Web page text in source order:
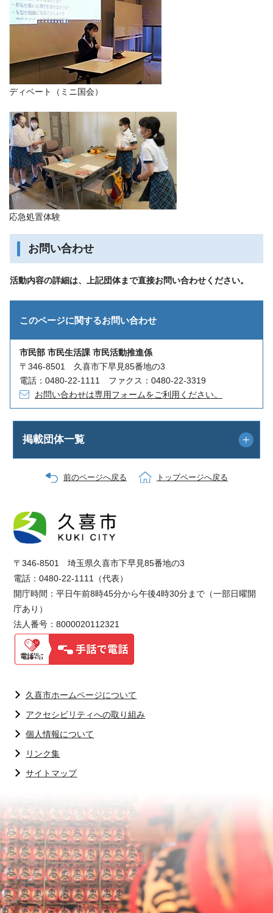
ディベート（ミニ国会）
応急処置体験
お問い合わせ
活動内容の詳細は、上記団体まで直接お問い合わせください。
このページに関するお問い合わせ
市民部 市民生活課 市民活動推進係
〒346-8501 久喜市下早見85番地の3
電話：0480-22-1111 ファクス：0480-22-3319
お問い合わせは専用フォームをご利用ください。
掲載団体一覧
前のページへ戻る トップページへ戻る
〒346-8501 埼玉県久喜市下早見85番地の3
電話：0480-22-1111（代表）
開庁時間：平日午前8時45分から午後4時30分まで（一部日曜開
庁あり）
法人番号：8000020112321
久喜市ホームページについて
アクセシビリティへの取り組み
個人情報について
リンク集
サイトマップ